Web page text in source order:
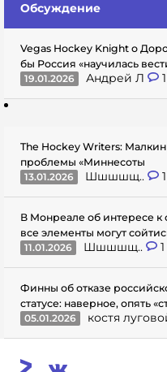
Обсуждение
Vegas Hockey Knight о
бы Россия «научилась
19.01.2026
Андрей Л 1
The Hockey Writers:
проблемы «Миннесоты
13.01.2026
Шшшшщ.. 1
В Монреале об интересе к
все элементы могут
11.01.2026
Шшшшщ.. 1
Финны об отказе
статусе: наверное, опять
05.01.2026
костя